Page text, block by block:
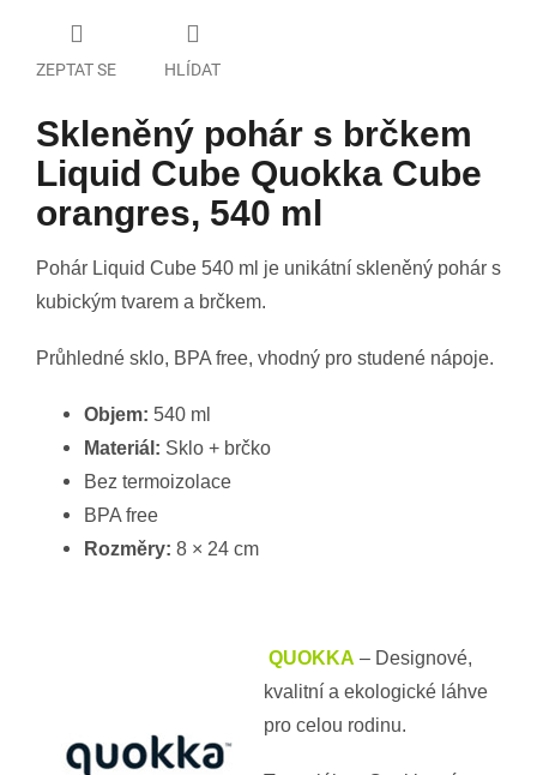
ZEPTAT SE HLÍDAT
Skleněný pohár s brčkem
Liquid Cube Quokka Cube
orangres, 540 ml
Pohár Liquid Cube 540 ml je unikátní skleněný pohár s
kubickým tvarem a brčkem.
Průhledné sklo, BPA free, vhodný pro studené nápoje.
Objem: 540 ml
Materiál: Sklo + brčko
Bez termoizolace
BPA free
Rozměry: 8 × 24 cm
QUOKKA – Designové,
kvalitní a ekologické láhve
pro celou rodinu.